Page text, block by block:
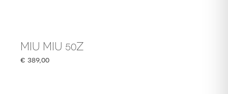
MIU MIU 50Z
€ 389,00